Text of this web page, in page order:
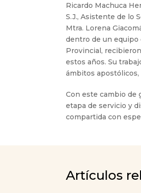
Ricardo Machuca
S.J., Asistente de lo
Mtra. Lorena
dentro de un equipo
Provincial,
estos años. Su
ámbitos apostólicos,
Con este cambio de
etapa de servicio y
compartida con
Artículos